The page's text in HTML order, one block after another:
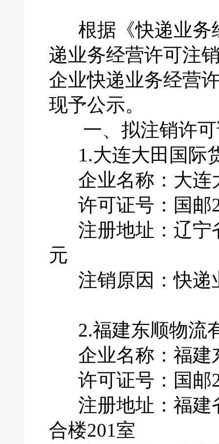
根据《快递业务
递业务经营许可注
企业快递业务经营
现予公示。
一、拟注销许可
1.大连大田国际
企业名称：大连
许可证号：国邮
注册地址：辽宁
元
注销原因：快递
2.福建东顺物流
企业名称：福建
许可证号：国邮
注册地址：福建
合楼201室